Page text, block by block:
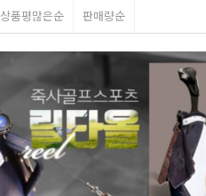
상품평많은순 판매량순